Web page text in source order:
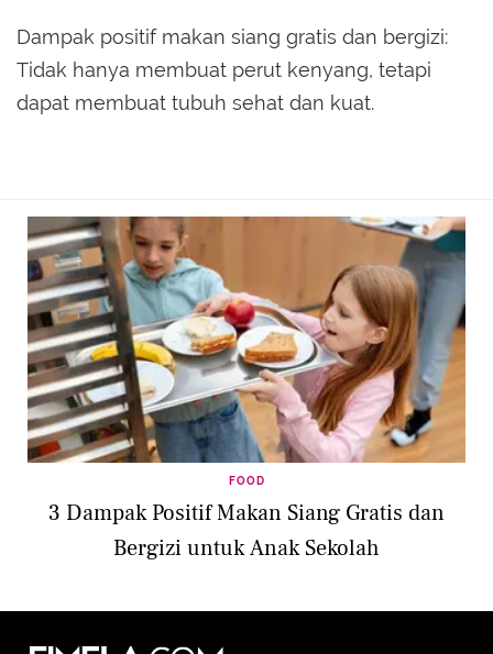
Dampak positif makan siang gratis dan bergizi:
Tidak hanya membuat perut kenyang, tetapi
dapat membuat tubuh sehat dan kuat.
FOOD
3 Dampak Positif Makan Siang Gratis dan
Bergizi untuk Anak Sekolah